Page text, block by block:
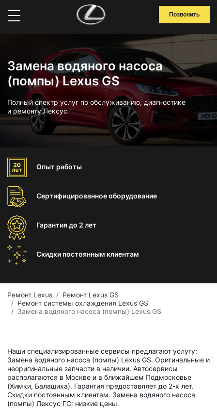
Позвонить
Замена водяного насоса
(помпы) Lexus GS
Полный спектр услуг по обслуживанию, диагностике
и ремонту Лексус
Опыт работы
Сертифицированноеоборудование
Гарантиядо 2 лет
Скидки постоянным клиентам
Ремонт Lexus
Ремонт Lexus GS
Ремонт системы охлаждения Lexus GS
Замена водяного насоса (помпы) Lexus GS
Наши специализированные сервисы предлагают услугу:
Замена водяного насоса (помпы) Lexus GS. Оригинальные и
неоригинальные запчасти в наличии. Автосервисы
располагаются в Москве и в ближайшем Подмосковье
(Химки, Балашиха). Гарантия предоставляет до 2-х лет.
Скидки постоянным клиентам. Замена водяного насоса
(помпы) Лексус ГС: низкие цены.